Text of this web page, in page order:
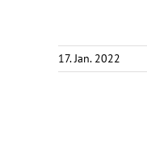
17. Jan. 2022